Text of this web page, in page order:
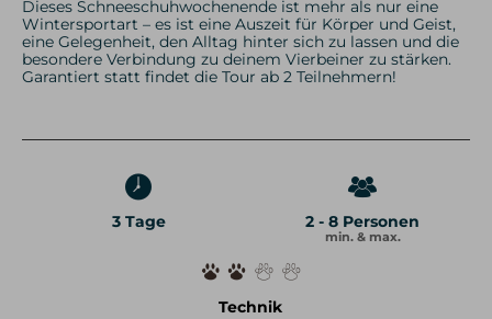
Dieses Schneeschuhwochenende ist mehr als nur eine
Wintersportart – es ist eine Auszeit für Körper und Geist,
eine Gelegenheit, den Alltag hinter sich zu lassen und die
besondere Verbindung zu deinem Vierbeiner zu stärken.
Garantiert statt findet die Tour ab 2 Teilnehmern!
3 Tage 2 - 8 Personen
min. & max.
Technik